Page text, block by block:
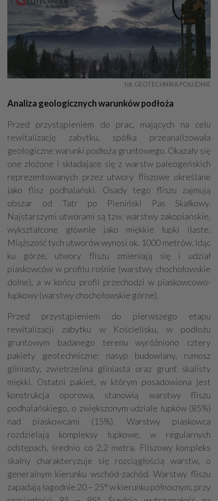
fot. GEOTECHNIKA POŁUDNIE
Analiza geologicznych warunków podłoża
Przed przystąpieniem do prac, mających na celu
rewitalizację zabytku, spółka przeanalizowała
geologiczne warunki podłoża gruntowego. Okazały się
one złożone i składające się z warstw paleogeńskich
reprezentowanych przez utwory fliszowe określane
jako flisz podhalański. Osady tego fliszu zajmują
obszar od Tatr po Pieniński Pas Skałkowy.
Najstarszymi utworami są tzw. warstwy zakopiańskie,
wykształcone głównie jako miękkie łupki ilaste.
Miąższość tych utworów wynosi ok. 1000 metrów. Idąc
ku górze, utwory fliszu zmieniają się i udział
piaskowców w profilu rośnie (warstwy chochołowskie
dolne), a w końcu profil przechodzi w piaskowcowo-
łupkowy (warstwy chochołowskie górne).
Przed przystąpieniem do pierwszego etapu
rewitalizacji zabytku w Kościelisku, w podłożu
gruntowym badanego terenu wyróżniono cztery
pakiety geotechniczne: nasyp budowlany, rumosz
gliniasty, zwietrzelina gliniasta oraz grunt skalisty
miękki. Ostatni pakiet, w którym posadowiona jest
konstrukcja oporowa, stanowią warstwy fliszu
podhalańskiego, o zwiększonym udziale łupków (85%)
nad piaskowcami (15%). Warstwy piaskowca
rozdzielają kompleksy łupkowe, w regularnych
odstępach, średnio co 2,2 metra. Fliszowy kompleks
skalny charakteryzuje się rozciągłością warstw, o
generalnym kierunku wschód-zachód. Warstwy fliszu
zapadają łagodnie 20 – 25° w kierunku północnym, przy